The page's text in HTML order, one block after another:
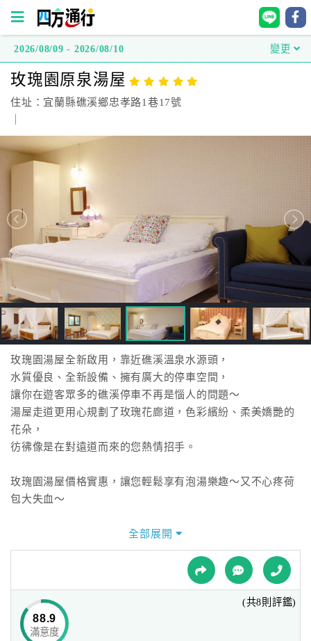
方
通
訂
房
灣
房
直
接
跟
飯
店
訂
房
HOT
色
民
車
2026/08/09 - 2026/08/10 變更
玫瑰園原泉湯屋
住址：宜蘭縣礁溪鄉忠孝路1巷17號
玫瑰園湯屋全新啟用，靠近礁溪溫泉水源頭，
水質優良、全新設備、擁有廣大的停車空間，
讓你在遊客眾多的礁溪停車不再是惱人的問題～
湯屋走道更用心規劃了玫瑰花廊道，色彩繽紛、柔美嬌艷的
花朵，
彷彿像是在對遠道而來的您熱情招手。
玫瑰園湯屋價格實惠，讓您輕鬆享有泡湯樂趣～又不心疼荷
包大失血～
全部展開
88.9
滿意度
(共8則評鑑)